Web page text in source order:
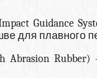
Guidance
для плавного
Abrasion